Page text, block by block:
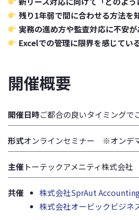
残り1年弱で間に合わせる方法を
実務の進め方や監査対応に不安
Excelでの管理に限界を感じてい
開催概要
開催日時ご都合の良いタイミングで
形式オンラインセミナー ※オンデ
主催 トーテックアメニティ株式会社
共催
株式会社SprAut
株式会社オービックビジネ